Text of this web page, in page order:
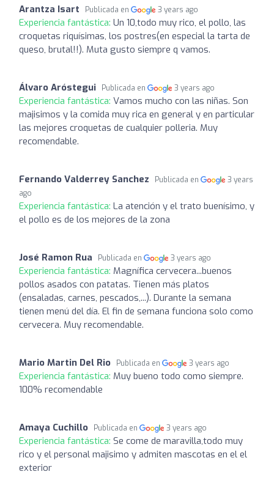
Arantza Isart Publicada en 3 years ago
Experiencia fantástica: Un 10,todo muy rico, el pollo, las
croquetas riquísimas, los postres(en especial la tarta de
queso, brutal!!). Muta gusto siempre q vamos.
Álvaro Aróstegui Publicada en 3 years ago
Experiencia fantástica: Vamos mucho con las niñas. Son
majisimos y la comida muy rica en general y en particular
las mejores croquetas de cualquier polleria. Muy
recomendable.
Fernando Valderrey Sanchez Publicada en
3 years
ago
Experiencia fantástica: La atención y el trato buenísimo, y
el pollo es de los mejores de la zona
José Ramon Rua Publicada en 3 years ago
Experiencia fantástica: Magnífica cervecera...buenos
pollos asados con patatas. Tienen más platos
(ensaladas, carnes, pescados,...). Durante la semana
tienen menú del día. El fin de semana funciona solo como
cervecera. Muy recomendable.
Mario Martin Del Rio Publicada en 3 years ago
Experiencia fantástica: Muy bueno todo como siempre.
100% recomendable
Amaya Cuchillo Publicada en 3 years ago
Experiencia fantástica: Se come de maravilla,todo muy
rico y el personal majisimo y admiten mascotas en el el
exterior